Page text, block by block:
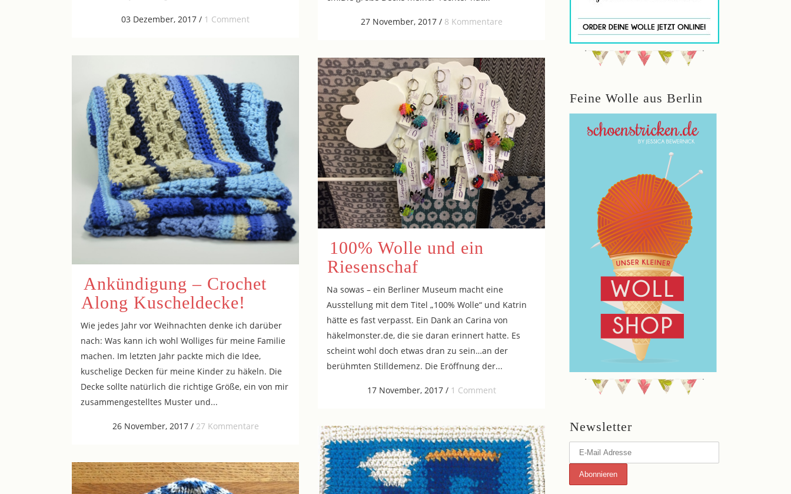
03 Dezember, 2017 / 1 Comment 27 November, 2017/ 8 Kommentare
Ankündigung – Crochet
Along Kuscheldecke!
Wie jedes Jahr vor Weihnachten denke ich darüber
nach: Was kann ich wohl Wolliges für meine Familie
machen. Im letzten Jahr packte mich die Idee,
kuschelige Decken für meine Kinder zu häkeln. Die
Decke sollte natürlich die richtige Größe, ein von mir
zusammengestelltes Muster und...
26 November, 2017/ 27 Kommentare
100% Wolle und ein
Riesenschaf
Na sowas – ein Berliner Museum macht eine
Ausstellung mit dem Titel „100% Wolle“ und Katrin
hätte es fast verpasst. Ein Dank an Carina von
häkelmonster.de, die sie daran erinnert hatte. Es
scheint wohl doch etwas dran zu sein…an der
berühmten Stilldemenz. Die Eröffnung der...
17 November, 2017/ 1 Comment
Feine Wolle aus Berlin
Newsletter